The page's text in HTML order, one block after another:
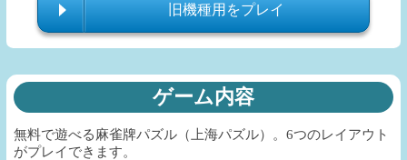
旧機種用をプレイ
ゲーム内容
無料で遊べる麻雀牌パズル（上海パズル）。6つのレイアウト
がプレイできます。